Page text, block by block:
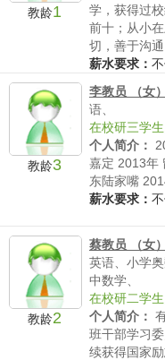
教龄1
学，获得过
前十；从小
切，善于沟通
薪水要求：
教龄3
李教员 （女）
语、
在校研三学生
个人简介：
嘉定 2013年
东陆家嘴
薪水要求：
教龄2
蔡教员 （女）
英语、小学
中数学、
在校研二学生
个人简介：
班干部学习
续获得国家